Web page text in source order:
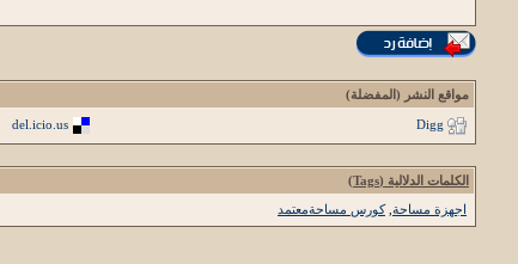
مواقع النشر (المفضلة)
Digg
del.icio.us
الكلمات الدلالية (Tags)
اجهزة مساحة ,كورس مساحةمعتمد